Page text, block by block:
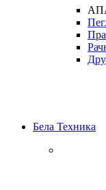
Бела Техника